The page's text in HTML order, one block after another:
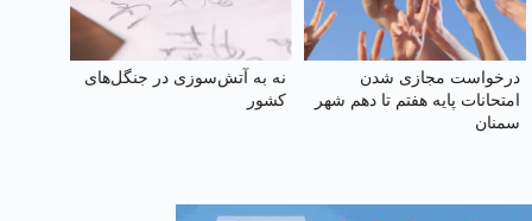
درخواست مجازی شدن
امتحانات پایه هفتم تا دهم شهر
سمنان
نه به آتش‌سوزی در جنگل‌های
کشور